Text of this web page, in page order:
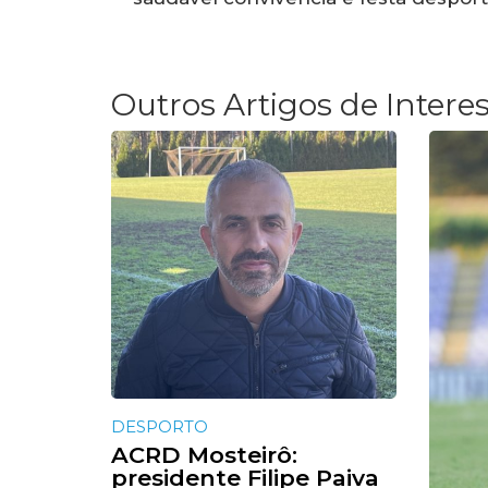
Outros Artigos de
DESPORTO
ACRD Mosteirô:
presidente Filipe Paiva